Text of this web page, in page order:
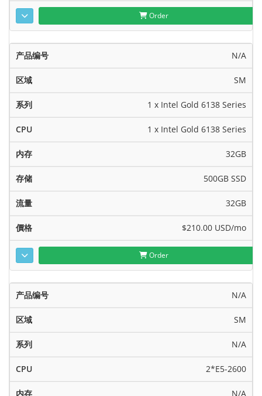
Order
N/A
SM
1 x Intel Gold 6138 Series
1 x Intel Gold 6138 Series
32GB
500GB SSD
32GB
$210.00 USD/mo
Order
N/A
SM
N/A
2*E5-2600
N/A